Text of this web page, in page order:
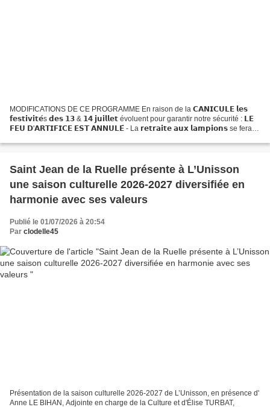
MODIFICATIONS DE CE PROGRAMME En raison de la 𝗖𝗔𝗡𝗜𝗖𝗨𝗟𝗘 𝗹𝗲𝘀
𝗳𝗲𝘀𝘁𝗶𝘃𝗶𝘁𝗲́s 𝗱𝗲𝘀 𝟭𝟯 & 𝟭𝟰 𝗷𝘂𝗶𝗹𝗹𝗲𝘁 évoluent pour garantir notre sécurité : 𝗟𝗘
𝗙𝗘𝗨 𝗗'𝗔𝗥𝗧𝗜𝗙𝗜𝗖𝗘 𝗘𝗦𝗧 𝗔𝗡𝗡𝗨𝗟𝗘́ - La 𝗿𝗲𝘁𝗿𝗮𝗶𝘁𝗲 𝗮𝘂𝘅 𝗹𝗮𝗺𝗽𝗶𝗼𝗻𝘀 se fera
Saint Jean de la Ruelle présente à L’Unisson
une saison culturelle 2026-2027 diversifiée en
harmonie avec ses valeurs
Publié le 01/07/2026 à 20:54
Par clodelle45
Présentation de la saison culturelle 2026-2027 de L’Unisson, en présence d'
Anne LE BIHAN, Adjointe en charge de la Culture et d'Élise TURBAT,